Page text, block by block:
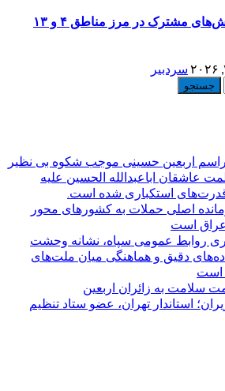
هم افزایی برای رفع چالش‌های مشترک در مرز مناطق ۴ و ۱۳
سردبیر
اربعین حسینی موجب شکوه بی نظیر
عاشقان اباعبدالله الحسین علیه
استکباری شده است.
اصلی حملات به کشورهای محور
است
روابط عمومی سپاه، نشانه‌ وحشت
دقیق و هماهنگی میان ملت‌های
است
استاندار تهران، عضو ستاد تنظیم